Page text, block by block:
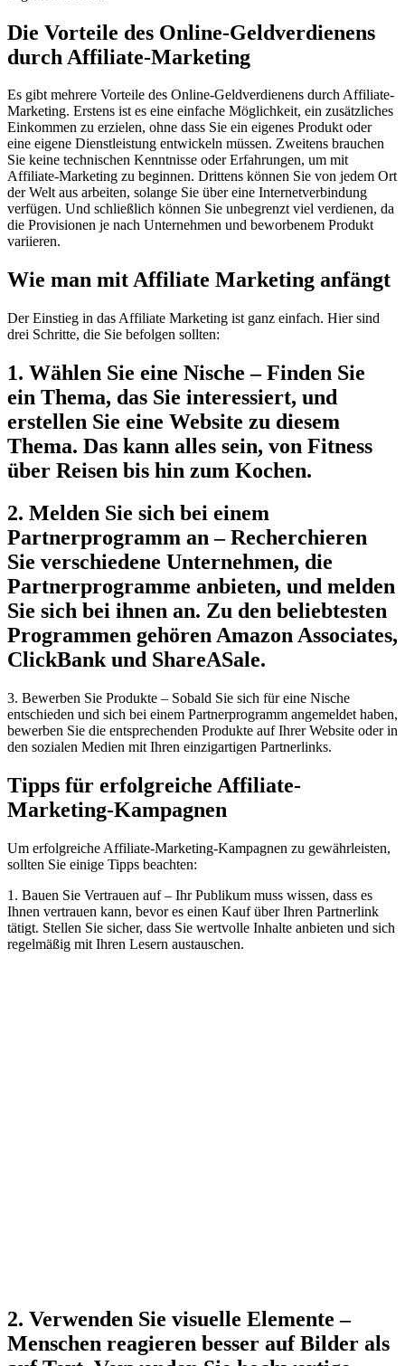
Die Vorteile des Online-Geldverdienens
durch Affiliate-Marketing
Es gibt mehrere Vorteile des Online-Geldverdienens durch Affiliate-
Marketing. Erstens ist es eine einfache Möglichkeit, ein zusätzliches
Einkommen zu erzielen, ohne dass Sie ein eigenes Produkt oder
eine eigene Dienstleistung entwickeln müssen. Zweitens brauchen
Sie keine technischen Kenntnisse oder Erfahrungen, um mit
Affiliate-Marketing zu beginnen. Drittens können Sie von jedem Ort
der Welt aus arbeiten, solange Sie über eine Internetverbindung
verfügen. Und schließlich können Sie unbegrenzt viel verdienen, da
die Provisionen je nach Unternehmen und beworbenem Produkt
variieren.
Wie man mit Affiliate Marketing anfängt
Der Einstieg in das Affiliate Marketing ist ganz einfach. Hier sind
drei Schritte, die Sie befolgen sollten:
1. Wählen Sie eine Nische – Finden Sie
ein Thema, das Sie interessiert, und
erstellen Sie eine Website zu diesem
Thema. Das kann alles sein, von Fitness
über Reisen bis hin zum Kochen.
2. Melden Sie sich bei einem
Partnerprogramm an – Recherchieren
Sie verschiedene Unternehmen, die
Partnerprogramme anbieten, und melden
Sie sich bei ihnen an. Zu den beliebtesten
Programmen gehören Amazon Associates,
ClickBank und ShareASale.
3. Bewerben Sie Produkte – Sobald Sie sich für eine Nische
entschieden und sich bei einem Partnerprogramm angemeldet haben,
bewerben Sie die entsprechenden Produkte auf Ihrer Website oder in
den sozialen Medien mit Ihren einzigartigen Partnerlinks.
Tipps für erfolgreiche Affiliate-
Marketing-Kampagnen
Um erfolgreiche Affiliate-Marketing-Kampagnen zu gewährleisten,
sollten Sie einige Tipps beachten:
1. Bauen Sie Vertrauen auf – Ihr Publikum muss wissen, dass es
Ihnen vertrauen kann, bevor es einen Kauf über Ihren Partnerlink
tätigt. Stellen Sie sicher, dass Sie wertvolle Inhalte anbieten und sich
regelmäßig mit Ihren Lesern austauschen.
2. Verwenden Sie visuelle Elemente –
Menschen reagieren besser auf Bilder als